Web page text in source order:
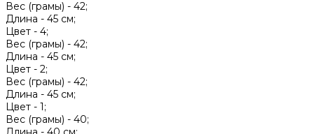
Вес (грамы) - 42;
Длина - 45 см;
Цвет - 4;
Вес (грамы) - 42;
Длина - 45 см;
Цвет - 2;
Вес (грамы) - 42;
Длина - 45 см;
Цвет - 1;
Вес (грамы) - 40;